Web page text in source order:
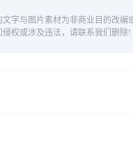
文字与图片素材为非商业目的改编
侵权或涉及违法，请联系我们删除!